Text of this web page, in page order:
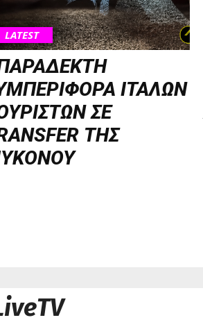
LATEST
ΙΤΑΛΩΝ
ΣΕ
ΤΗΣ